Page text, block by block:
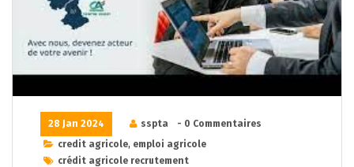
28 Jan 2024 sspta
- 0 Commentaires
credit agricole, emploi agricole
crédit agricole recrutement